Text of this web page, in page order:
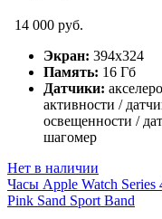
14 000 руб.
Экран: 394x324
Память: 16 Гб
Датчики:
активности /
освещенности /
шагомер
Нет в наличии
Часы Apple Watch
Pink Sand Sport Band